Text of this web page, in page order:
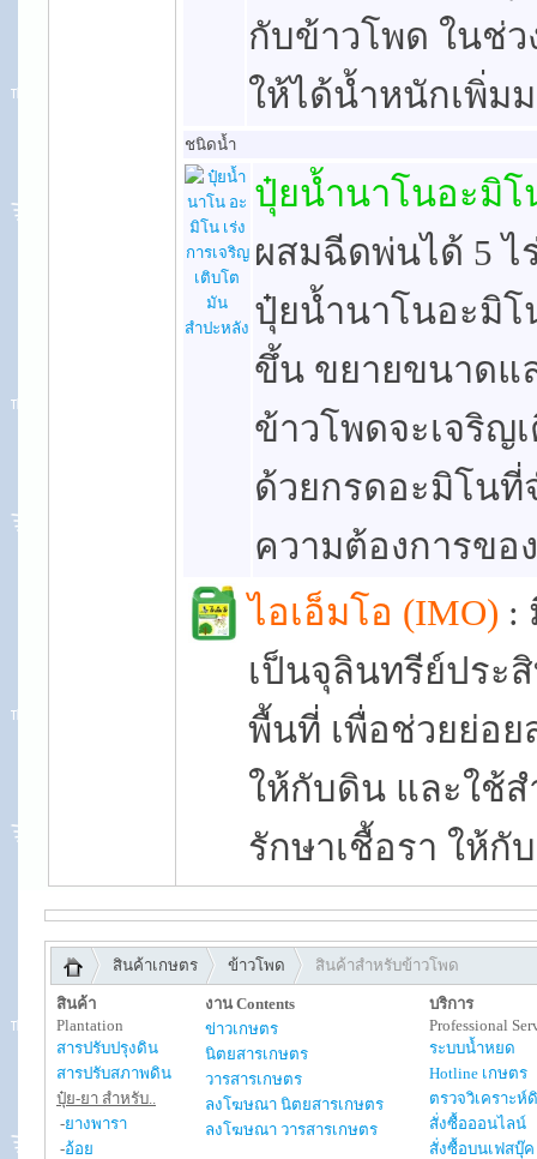
กับข้าวโพด ในช่
ให้ได้น้ำหนักเพิ่ม
ชนิดน้ำ
ปุ๋ยน้ำนาโนอะมิโ
ผสมฉีดพ่นได้ 5 ไ
ปุ๋ยน้ำนาโนอะมิโ
ขึ้น ขยายขนาดแ
ข้าวโพดจะเจริญ
ด้วยกรดอะมิโนที่
ความต้องการขอ
ไอเอ็มโอ (IMO) :
เป็นจุลินทรีย์ประ
พื้นที่ เพื่อช่วยย่อย
ให้กับดิน และใช้
รักษาเชื้อรา ให้กั
สินค้าเกษตร ข้าวโพด สินค้าสำหรับข้าวโพด
สินค้า
Plantation
สารปรับปรุงดิน
สารปรับสภาพดิน
ปุ๋ย-ยา สำหรับ..
-ยางพารา
-อ้อย
งาน Contents
ข่าวเกษตร
นิตยสารเกษตร
วารสารเกษตร
ลงโฆษณา นิตยสารเกษตร
ลงโฆษณา วารสารเกษตร
บริการ
Professional
ระบบน้ำหยด
Hotline เกษตร
ตรวจวิเคราะห์
สั่งซื้อออนไลน์
สั่งซื้อบนเฟสบุ๊ค